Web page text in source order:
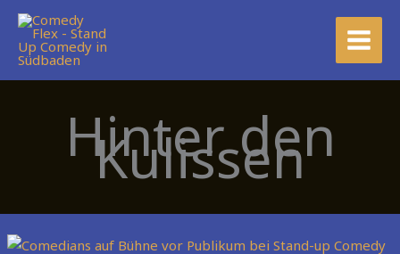
Zum
Inhalt
springen
MAIN
Hinter den
Kulissen
Hinter